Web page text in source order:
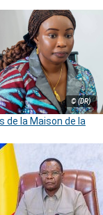
© (DR)
de la Maison de la